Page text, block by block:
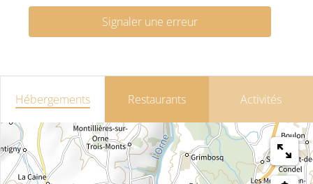
Signaler une erreur
Hébergements Restaurants Activités